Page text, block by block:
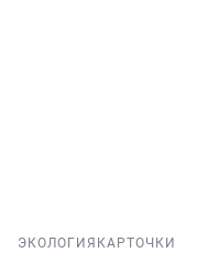
ЭКОЛОГИЯ КАРТОЧКИ